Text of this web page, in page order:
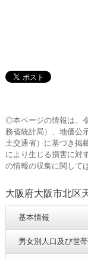
◎本ページの情報は、
務省統計局）、地価公
土交通省）に基づき掲
により生じる損害に対
の情報の収集に関して
大阪府大阪市北区
基本情報
男女別人口及び世